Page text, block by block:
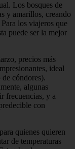
Los bosques de
y amarillos, creando
los viajeros que
puede ser la mejor
precios más
ideal
cóndores).
algunas
frecuencias, y a
con
quienes quieren
de temperaturas